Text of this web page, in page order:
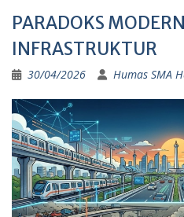
PARADOKS
INFRASTRUKTUR
30/04/2026 Humas SMA